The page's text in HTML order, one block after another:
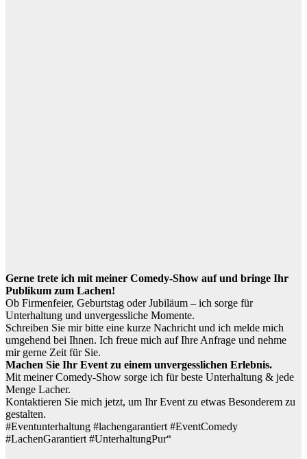
Gerne trete ich mit meiner Comedy-Show auf und bringe Ihr
Publikum zum Lachen!
Ob Firmenfeier, Geburtstag oder Jubiläum – ich sorge für
Unterhaltung und unvergessliche Momente.
Schreiben Sie mir bitte eine kurze Nachricht und ich melde mich
umgehend bei Ihnen. Ich freue mich auf Ihre Anfrage und nehme
mir gerne Zeit für Sie.
Machen Sie Ihr Event zu einem unvergesslichen Erlebnis.
Mit meiner Comedy-Show sorge ich für beste Unterhaltung & jede
Menge Lacher.
Kontaktieren Sie mich jetzt, um Ihr Event zu etwas Besonderem zu
gestalten.
#Eventunterhaltung #lachengarantiert #EventComedy
#LachenGarantiert #UnterhaltungPur“